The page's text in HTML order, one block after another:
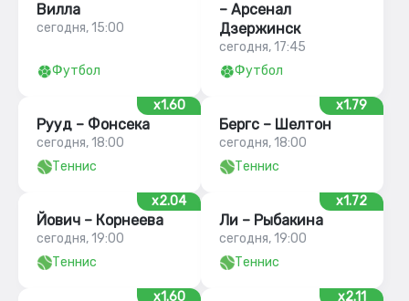
Вилла
сегодня, 15:00
Футбол
– Арсенал
Дзержинск
сегодня, 17:45
Футбол
x1.60
Рууд – Фонсека
сегодня, 18:00
Теннис
x1.79
Бергс – Шелтон
сегодня, 18:00
Теннис
x2.04
Йович – Корнеева
сегодня, 19:00
Теннис
x1.72
Ли – Рыбакина
сегодня, 19:00
Теннис
x1.60 x2.11